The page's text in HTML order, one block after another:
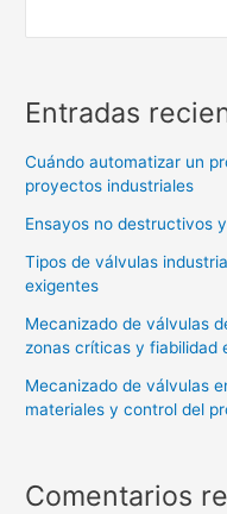
Entradas
Cuándo automatizar un
proyectos industriales
Ensayos no destructivos
Tipos de válvulas
exigentes
Mecanizado de válvulas
zonas críticas y fiabilidad
Mecanizado de válvulas
materiales y control del
Comentarios